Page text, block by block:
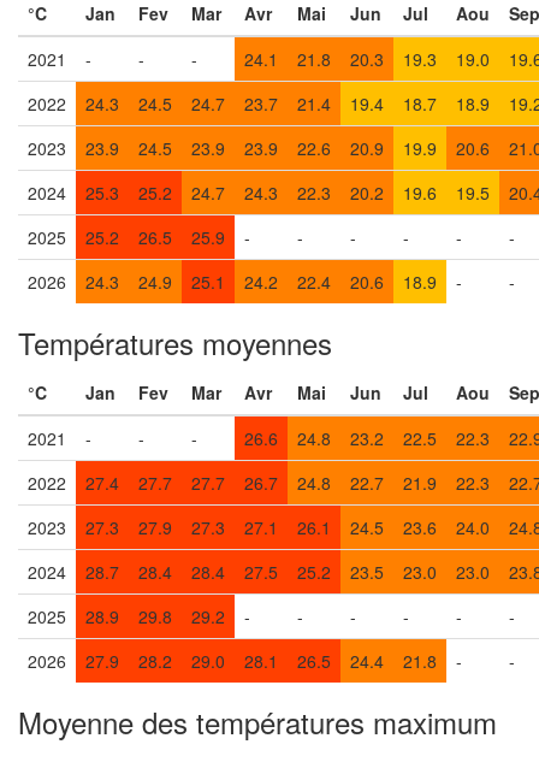
°C Jan Fev Mar Avr Mai Jun Jul Aou
Sep
2021
- - - 24.1 21.8 20.3 19.3 19.0
2022
24.3 24.5 24.7 23.7 21.4 19.4 18.7 18.9
2023
23.9 24.5 23.9 23.9 22.6 20.9 19.9 20.6
2024
25.3 25.2 24.7 24.3 22.3 20.2 19.6 19.5
2025
25.2 26.5 25.9 - - - - -
-
2026
24.3 24.9 25.1 24.2 22.4 20.6 18.9 - -
Températures moyennes
°C Jan Fev Mar Avr Mai Jun Jul Aou
Sep
2021
- - - 26.6 24.8 23.2 22.5 22.3
2022
27.4 27.7 27.7 26.7 24.8 22.7 21.9 22.3
2023
27.3 27.9 27.3 27.1 26.1 24.5 23.6 24.0
2024
28.7 28.4 28.4 27.5 25.2 23.5 23.0 23.0
2025
28.9 29.8 29.2 - - - - -
-
2026
27.9 28.2 29.0 28.1 26.5 24.4 21.8 - -
Moyenne des températures maximum